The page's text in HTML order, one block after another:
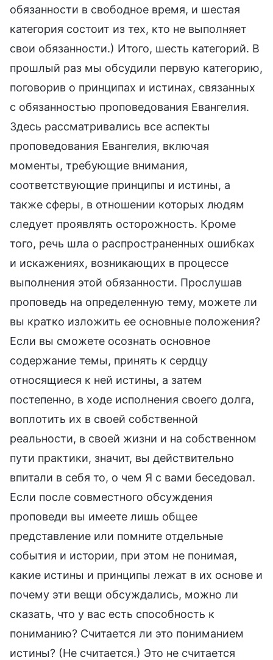
обязанности в свободное время, и шестая
категория состоит из тех, кто не выполняет
свои обязанности.) Итого, шесть категорий. В
прошлый раз мы обсудили первую категорию,
поговорив о принципах и истинах, связанных
с обязанностью проповедования Евангелия.
Здесь рассматривались все аспекты
проповедования Евангелия, включая
моменты, требующие внимания,
соответствующие принципы и истины, а
также сферы, в отношении которых людям
следует проявлять осторожность. Кроме
того, речь шла о распространенных ошибках
и искажениях, возникающих в процессе
выполнения этой обязанности. Прослушав
проповедь на определенную тему, можете ли
вы кратко изложить ее основные положения?
Если вы сможете осознать основное
содержание темы, принять к сердцу
относящиеся к ней истины, а затем
постепенно, в ходе исполнения своего долга,
воплотить их в своей собственной
реальности, в своей жизни и на собственном
пути практики, значит, вы действительно
впитали в себя то, о чем Я с вами беседовал.
Если после совместного обсуждения
проповеди вы имеете лишь общее
представление или помните отдельные
события и истории, при этом не понимая,
какие истины и принципы лежат в их основе и
почему эти вещи обсуждались, можно ли
сказать, что у вас есть способность к
пониманию? Считается ли это пониманием
истины? (Не считается.) Это не считается